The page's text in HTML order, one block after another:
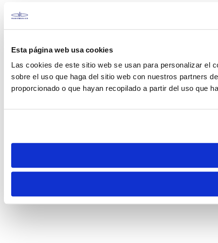
Esta página web usa cookies
Las cookies de este sitio web se usan para personalizar el
sobre el uso que haga del sitio web con nuestros partners
proporcionado o que hayan recopilado a partir del uso que